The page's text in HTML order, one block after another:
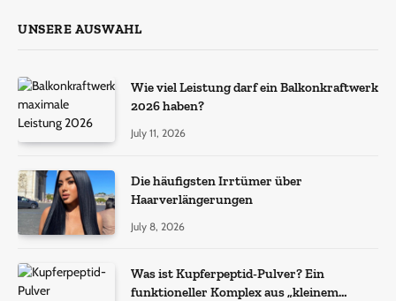
UNSERE AUSWAHL
Wie viel Leistung darf ein Balkonkraftwerk
2026 haben?
July 11, 2026
Die häufigsten Irrtümer über
Haarverlängerungen
July 8, 2026
Was ist Kupferpeptid-Pulver? Ein
funktioneller Komplex aus „kleinem